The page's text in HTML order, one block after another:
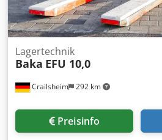
Crailsheim 292 km
Lagertechnik
Baka EFU 10,0
Preisinfo